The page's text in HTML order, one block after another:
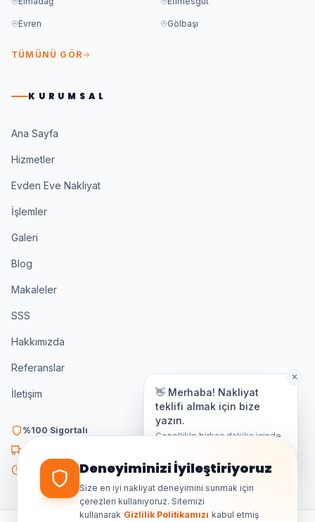
Evren Gölbaşı
TÜMÜNÜ GÖR
KURUMSAL
Ana Sayfa
Hizmetler
Evden Eve Nakliyat
İşlemler
Galeri
Blog
Makaleler
SSS
Hakkımızda
Referanslar
İletişim
%100 Sigortalı
K3 Belgeli
7/24 Destek
Deneyiminizi İyileştiriyoruz
Size en iyi nakliyat deneyimini sunmak için
çerezleri kullanıyoruz. Sitemizi
kullanarak Gizlilik Politikamızı kabul etmiş
✕
👋 Merhaba! Nakliyat
teklifi almak için bize
yazın.
Genellikle birkaç dakika içinde